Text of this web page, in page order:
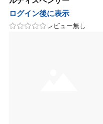
ログイン後に表示
レビュー無し